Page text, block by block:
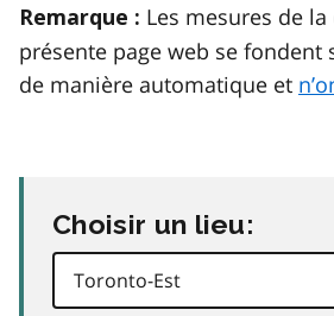
Remarque : Les mesures de
présente page web se fondent
de manière automatique et
Choisir un lieu: